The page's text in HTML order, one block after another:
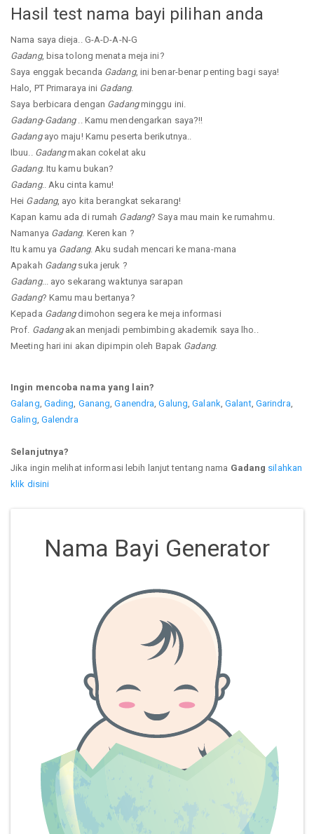
Hasil test nama bayi pilihan anda
Nama saya dieja.. G-A-D-A-N-G
Gadang, bisa tolong menata meja ini?
Saya enggak becanda Gadang, ini benar-benar penting bagi saya!
Halo, PT Primaraya ini Gadang.
Saya berbicara dengan Gadangminggu ini.
Gadang-Gadang.. Kamu mendengarkan saya?!!
Gadangayo maju! Kamu peserta berikutnya..
Ibuu.. Gadangmakan cokelat aku
Gadang. Itu kamu bukan?
Gadang.. Aku cinta kamu!
Hei Gadang, ayo kita berangkat sekarang!
Kapan kamu ada di rumah Gadang? Saya mau main ke rumahmu.
Namanya Gadang. Keren kan ?
Itu kamu ya Gadang. Aku sudah mencari ke mana-mana
Apakah Gadangsuka jeruk ?
Gadang... ayo sekarang waktunya sarapan
Gadang? Kamu mau bertanya?
Kepada Gadangdimohon segera ke meja informasi
Prof. Gadangakan menjadi pembimbing akademik saya lho..
Meeting hari ini akan dipimpin oleh Bapak Gadang.
Ingin mencoba nama yang lain?
Galang Gading Ganang ,Ganendra ,Galung ,Galank ,Galant, Garindra
Galing Galendra
Selanjutnya?
Jika ingin melihat informasi lebih lanjut tentang nama Gadang silahkan
klik disini
Nama Bayi Generator